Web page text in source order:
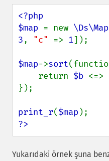
<?php
$map = new \Ds\Map
3, "c" => 1]);
$map->sort
    return
$b <=>
});
print_r($map
?>
Yukarıdaki örnek şuna